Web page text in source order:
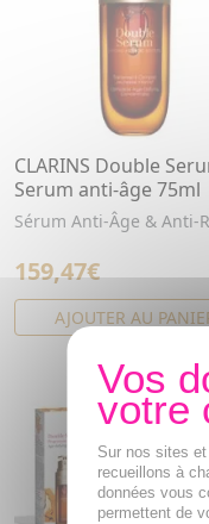
CLARINS Double
Serum anti-âge 75ml
Sérum Anti-Âge & Anti-
159,47€
AJOUTER AU
Sur nos sites
recueillons à
données vous
permettent de